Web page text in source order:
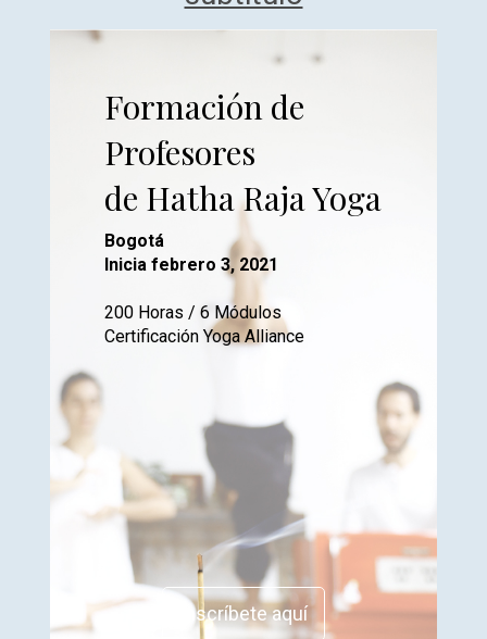
Formación de
Profesores
de Hatha Raja Yoga
Bogotá
Inicia febrero 3, 2021
200 Horas / 6 Módulos
Certificación Yoga Alliance
Inscríbete aquí